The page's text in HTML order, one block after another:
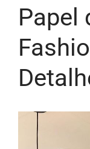
Papel